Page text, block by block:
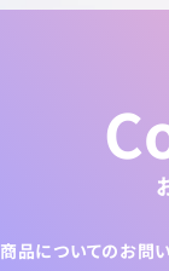
商品についてのお問